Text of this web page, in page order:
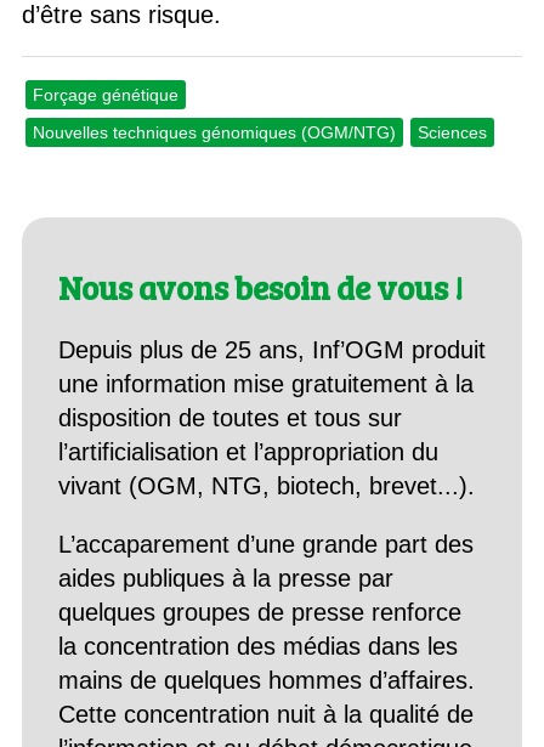
d’être sans risque.
Forçage génétique
Nouvelles techniques génomiques (OGM/NTG)
Sciences
Nous avons besoin de vous !
Depuis plus de 25 ans, Inf’OGM produit
une information mise gratuitement à la
disposition de toutes et tous sur
l’artificialisation et l’appropriation du
vivant (OGM, NTG, biotech, brevet...).
L’accaparement d’une grande part des
aides publiques à la presse par
quelques groupes de presse renforce
la concentration des médias dans les
mains de quelques hommes d’affaires.
Cette concentration nuit à la qualité de